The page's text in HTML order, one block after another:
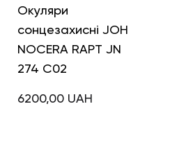
Окуляри
сонцезахисні JOH
NOCERA RAPT JN
274 C02
6200,00 UAH